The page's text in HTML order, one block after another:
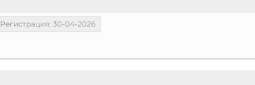
Регистрация: 30-04-2026